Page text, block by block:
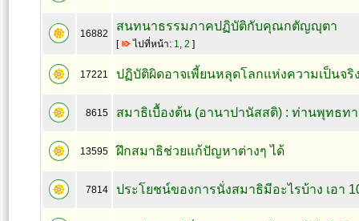
16882
สนทนาธรรมภาคปฏิบัติกับคุณกตัญญุตา
[ ไปที่หน้า: 1, 2 ]
17221 ปฏิบัติผิดอาจเพี้ยนหลุดโลกแห่งความเป็นจริ
8615 สมาธิเบื้องต้น (อานาปานัสสติ) : ท่านพุทธท
13595 ฝึกสมาธิช่วยแก้ปัญหาต่างๆ ได้
7814 ประโยชน์ของการนั่งสมาธิมีอะไรบ้าง เอา